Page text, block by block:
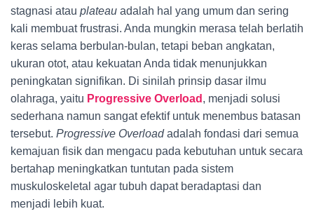
stagnasi atau plateau adalah hal yang umum dan sering
kali membuat frustrasi. Anda mungkin merasa telah berlatih
keras selama berbulan-bulan, tetapi beban angkatan,
ukuran otot, atau kekuatan Anda tidak menunjukkan
peningkatan signifikan. Di sinilah prinsip dasar ilmu
olahraga, yaitu Progressive Overload , menjadi solusi
sederhana namun sangat efektif untuk menembus batasan
tersebut. Progressive Overloadadalah fondasi dari semua
kemajuan fisik dan mengacu pada kebutuhan untuk secara
bertahap meningkatkan tuntutan pada sistem
muskuloskeletal agar tubuh dapat beradaptasi dan
menjadi lebih kuat.